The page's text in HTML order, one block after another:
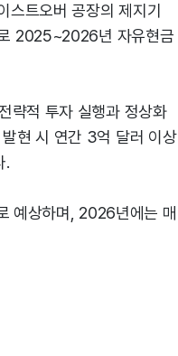
트오버 공장의 제지기
2025~2026년 자유현금
략적 투자 실행과 정상화
현 시 연간 3억 달러 이상
.
예상하며, 2026년에는 매